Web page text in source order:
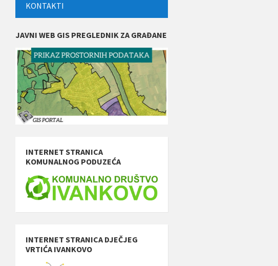
KONTAKTI
JAVNI WEB GIS PREGLEDNIK ZA GRAĐANE
INTERNET STRANICA
KOMUNALNOG PODUZEĆA
INTERNET STRANICA DJEČJEG
VRTIĆA IVANKOVO